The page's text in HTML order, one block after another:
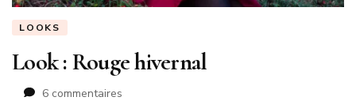
LOOKS
Look : Rouge hivernal
6 commentaires